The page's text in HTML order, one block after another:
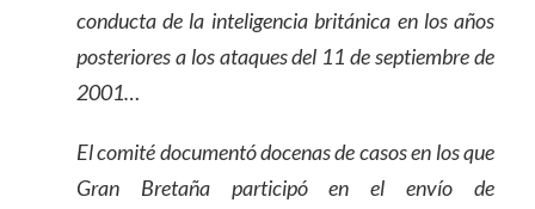
conducta de la inteligencia británica en los años
posteriores a los ataques del 11 de septiembre de
2001…
El comité documentó docenas de casos en los que
Gran Bretaña participó en el envío de